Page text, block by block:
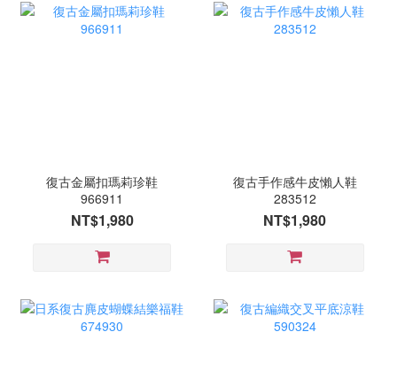
復古金屬扣瑪莉珍鞋
966911
NT$1,980
復古手作感牛皮懶人鞋
283512
NT$1,980